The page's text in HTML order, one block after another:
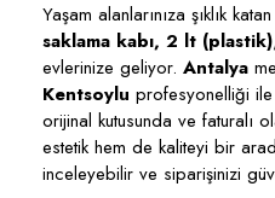
Yaşam alanlarınıza şıklık katan
saklama kabı, 2 lt (plastik)
evlerinize geliyor. Antalya
Kentsoylu profesyonelliği ile
orijinal kutusunda ve faturalı
estetik hem de kaliteyi bir
inceleyebilir ve siparişinizi